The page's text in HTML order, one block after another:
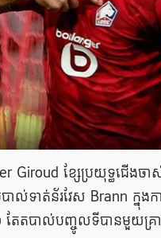
Giroud ខ្សែ​ប្រយុទ្ធ​ជើ
ាល់ទាត់ន័រវែស Brann ក្នុ
ែតបាល់បញ្ចូលទីបានមួយគ្រ